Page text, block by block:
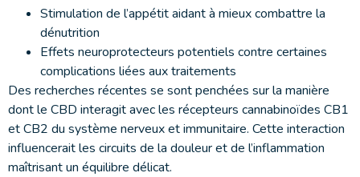
Stimulation de l’appétit aidant à mieux combattre la
dénutrition
Effets neuroprotecteurs potentiels contre certaines
complications liées aux traitements
Des recherches récentes se sont penchées sur la manière
dont le CBD interagit avec les récepteurs cannabinoïdes CB1
et CB2 du système nerveux et immunitaire. Cette interaction
influencerait les circuits de la douleur et de l’inflammation
maîtrisant un équilibre délicat.